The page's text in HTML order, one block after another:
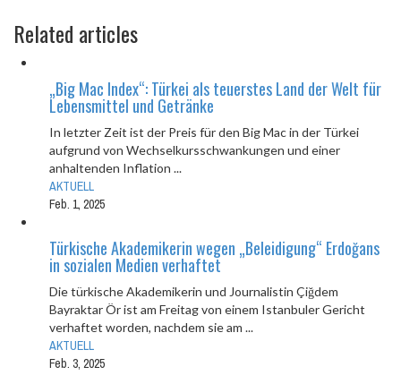
Related articles
„Big Mac Index“: Türkei als teuerstes Land der Welt für
Lebensmittel und Getränke
In letzter Zeit ist der Preis für den Big Mac in der Türkei
aufgrund von Wechselkursschwankungen und einer
anhaltenden Inflation ...
AKTUELL
Feb. 1, 2025
Türkische Akademikerin wegen „Beleidigung“ Erdoğans
in sozialen Medien verhaftet
Die türkische Akademikerin und Journalistin Çiğdem
Bayraktar Ör ist am Freitag von einem Istanbuler Gericht
verhaftet worden, nachdem sie am ...
AKTUELL
Feb. 3, 2025